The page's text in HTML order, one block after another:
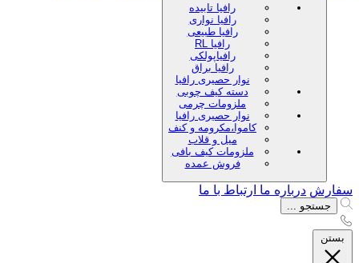
رافیا تابیده
رافیا نواری
رافیا طبیعی
رافیا RL
رافیاپولکی
رافیا براق
نوار حصیری رافیا
دسته کیف چوبی
ملزومات چرمی
نوار حصیری رافیا
کاموا،مکرومه و کنف
میل و قلاب
ملزومات کیف بافی
فروش عمده
سفارش درباره ما ارتباط با ما
جستجو ...
بستن